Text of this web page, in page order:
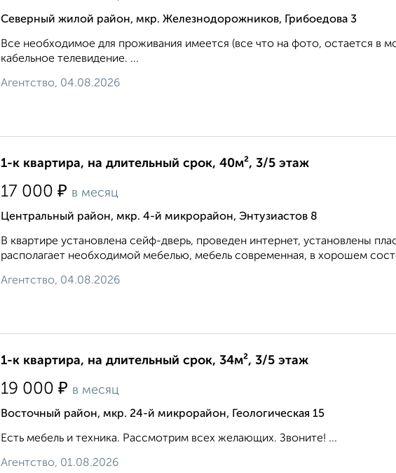
Северный жилой район, мкр. Железнодорожников, Грибоедова 3
Все необходимое для проживания имеется (все что на фото, остается в
кабельное телевидение. ...
Агентство, 04.08.2026
1-к квартира, на длительный срок, 40м², 3/5 этаж
17 000 ₽ в месяц
Центральный район, мкр. 4-й микрорайон, Энтузиастов 8
В квартире установлена сейф-дверь, проведен интернет, установлены
располагает необходимой мебелью, мебель современная, в хорошем
Агентство, 04.08.2026
1-к квартира, на длительный срок, 34м², 3/5 этаж
19 000 ₽ в месяц
Восточный район, мкр. 24-й микрорайон, Геологическая 15
Есть мебель и техника. Рассмотрим всех желающих. Звоните! ...
Агентство, 01.08.2026